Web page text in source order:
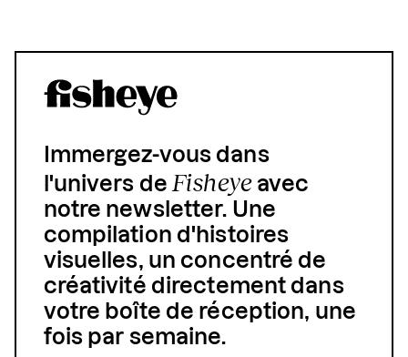
Immergez-vous dans
l'univers deFisheyeavec
notre newsletter. Une
compilation d'histoires
visuelles, un concentré de
créativité directement dans
votre boîte de réception, une
fois par semaine.